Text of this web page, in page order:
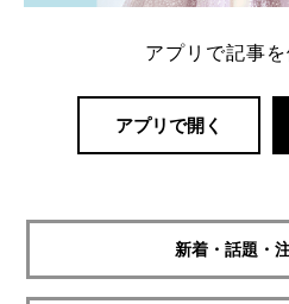
アプリで記事
アプリで開く
新着・話題・